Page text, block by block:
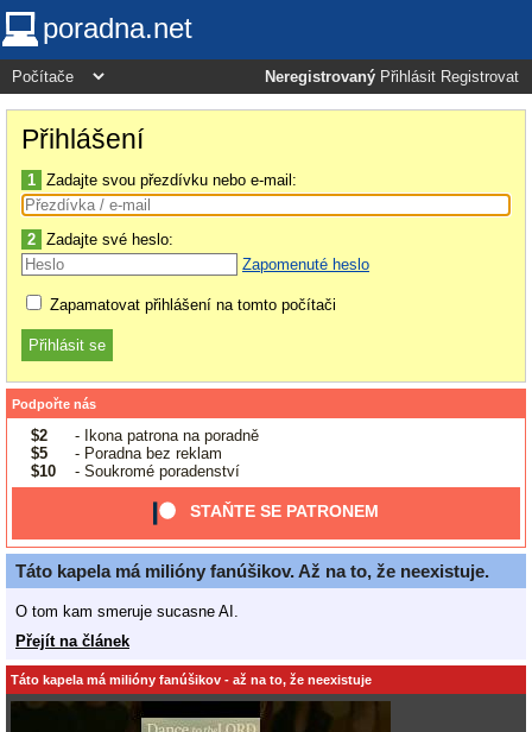
poradna.net
Neregistrovaný Přihlásit Registrovat
Přihlášení
1 Zadajte svou přezdívku nebo e-mail:
2 Zadajte své heslo:
Zapomenuté heslo
Zapamatovat přihlášení na tomto počítači
Podpořte nás
$2
- Ikona patrona na poradně
$5
- Poradna bez reklam
$10
- Soukromé poradenství
STAŇTE SE PATRONEM
Táto kapela má milióny fanúšikov. Až na to, že neexistuje.
O tom kam smeruje sucasne AI.
Přejít na článek
Táto kapela má milióny fanúšikov - až na to, že neexistuje